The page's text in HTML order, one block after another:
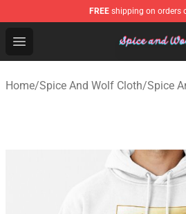
FREE shipping on orders
Open menu
Spice And Wolf Store -
Home/Spice And Wolf Cloth/Spice